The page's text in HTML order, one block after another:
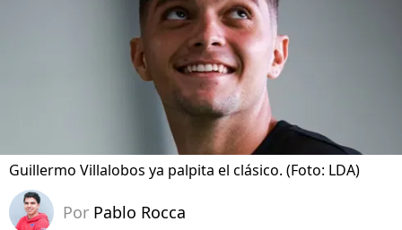
Guillermo Villalobos ya palpita el clásico. (Foto: LDA)
Por Pablo Rocca